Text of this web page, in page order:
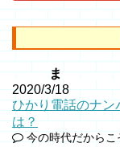
ま
2020/3/18
ひかり電話のナン
は？
今の時代だから